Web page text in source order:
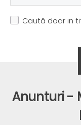
Caută doar in
Anunturi -